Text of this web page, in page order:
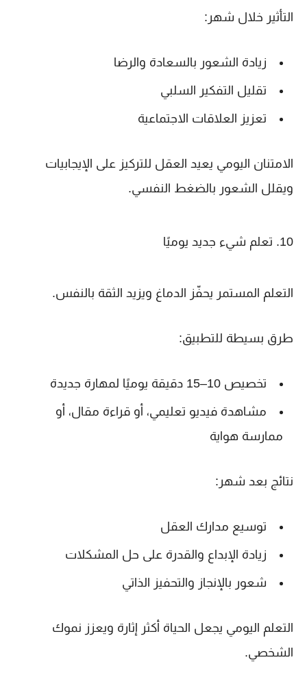
التأثير خلال شهر:
زيادة الشعور بالسعادة والرضا
تقليل التفكير السلبي
تعزيز العلاقات الاجتماعية
الامتنان اليومي يعيد العقل للتركيز على الإيجابيات
ويقلل الشعور بالضغط النفسي.
10. تعلم شيء جديد يوميًا
التعلم المستمر يحفّز الدماغ ويزيد الثقة بالنفس.
طرق بسيطة للتطبيق:
تخصيص 10–15 دقيقة يوميًا لمهارة جديدة
مشاهدة فيديو تعليمي، أو قراءة مقال، أو
ممارسة هواية
نتائج بعد شهر:
توسيع مدارك العقل
زيادة الإبداع والقدرة على حل المشكلات
شعور بالإنجاز والتحفيز الذاتي
التعلم اليومي يجعل الحياة أكثر إثارة ويعزز نموك
الشخصي.